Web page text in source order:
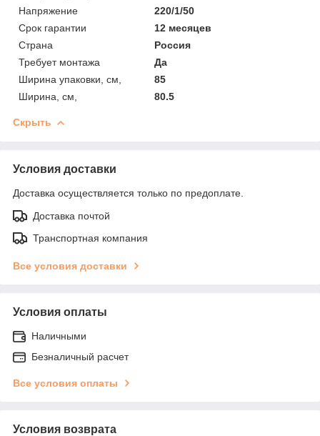
Напряжение
220/1/50
Срок гарантии
12 месяцев
Страна
Россия
Требует монтажа
Да
Ширина упаковки, см,
85
Ширина, см,
80.5
Скрыть
Условия доставки
Доставка осуществляется только по предоплате.
Доставка почтой
Транспортная компания
Все условия доставки
Условия оплаты
Наличными
Безналичный расчет
Все условия оплаты
Условия возврата